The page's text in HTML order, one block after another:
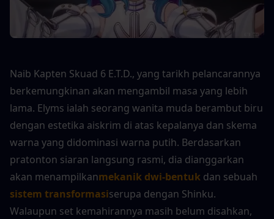
Naib Kapten Skuad 6 E.T.D., yang tarikh pelancarannya
berkemungkinan akan mengambil masa yang lebih
lama. Elyms ialah seorang wanita muda berambut biru
dengan estetika aiskrim di atas kepalanya dan skema
warna yang didominasi warna putih. Berdasarkan
pratonton siaran langsung rasmi, dia dianggarkan
akan menampilkanmekanik dwi-bentuk
sistem transformasiserupa dengan Shinku.
Walaupun set kemahirannya masih belum disahkan,